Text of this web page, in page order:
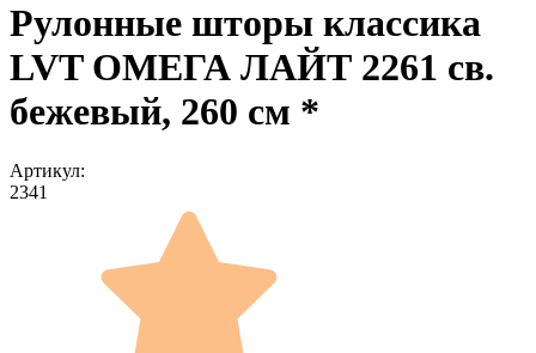
Рулонные шторы классика
LVT ОМЕГА ЛАЙТ 2261 св.
бежевый, 260 см *
Артикул:
2341